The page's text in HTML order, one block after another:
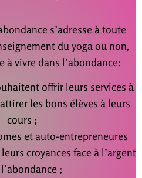
s’adresse à toute
du yoga ou non,
vivre dans l’abondance:
offrir leurs services à
les bons élèves à leurs
cours ;
et auto-entrepreneures
croyances face à l’argent
;